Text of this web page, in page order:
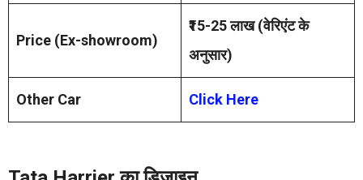
Price (Ex-showroom)
₹15-25 लाख (वेरिएंट के
अनुसार)
Other Car Click Here